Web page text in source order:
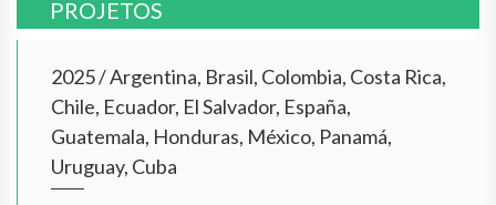
PROJETOS
2025/Argentina, Brasil, Colombia, Costa Rica,
Chile, Ecuador, El Salvador, España,
Guatemala, Honduras, México, Panamá,
Uruguay, Cuba